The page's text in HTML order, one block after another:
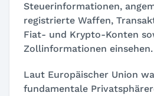
Steuerinformationen,
registrierte Waffen,
Fiat- und Krypto-Konten
Zollinformationen einsehen.
Laut Europäischer Union
fundamentale